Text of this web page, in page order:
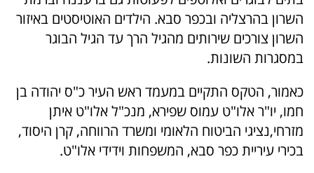
השרון בהרצליה ובכפר סבא. הילדים האוטיסטים באיזור
השרון צורכים שירותים מהגיל הרך עד הגיל הבוגר
במסגרות השונות.
כאמור, הטקס התקיים במעמד ראש העיר כ"ס יהודה בן
חמו, יו"ר אלו"ט עמוס שפירא, מנכ"ל אלו"ט איתן
מזרחי,נציגי הביטוח הלאומי ומשרד הרווחה, קרן היסוד,
בכירי עיריית כפר סבא, המשפחות וידידי אלו"ט.